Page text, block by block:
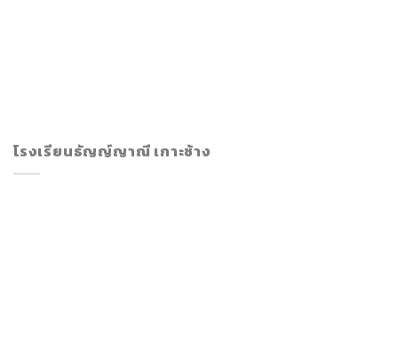
โรงเรียนธัญญ์ญาณี เกาะช้าง